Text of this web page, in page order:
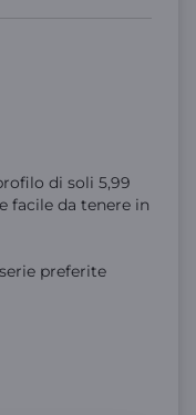
di soli 5,99
facile da tenere in
preferite